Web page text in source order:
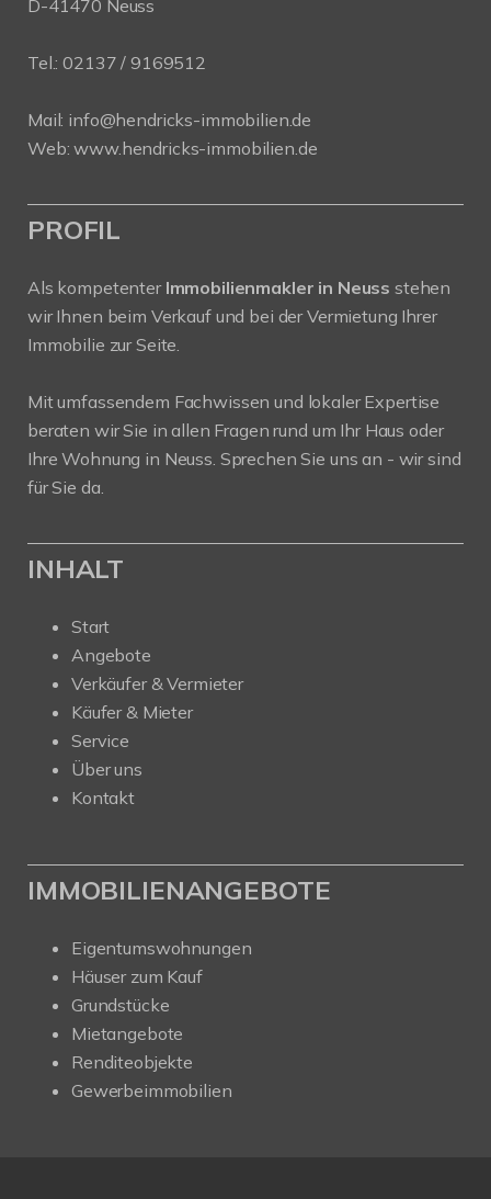
D-41470 Neuss
Tel.: 02137 / 9169512
Mail: info@hendricks-immobilien.de
Web:www.hendricks-immobilien.de
PROFIL
Als kompetenter Immobilienmakler in Neuss stehen
wir Ihnen beim Verkauf und bei der Vermietung Ihrer
Immobilie zur Seite.
Mit umfassendem Fachwissen und lokaler Expertise
beraten wir Sie in allen Fragen rund um Ihr Haus oder
Ihre Wohnung in Neuss. Sprechen Sie uns an - wir sind
für Sie da.
INHALT
Start
Angebote
Verkäufer & Vermieter
Käufer & Mieter
Service
Über uns
Kontakt
IMMOBILIENANGEBOTE
Eigentumswohnungen
Häuser zum Kauf
Grundstücke
Mietangebote
Renditeobjekte
Gewerbeimmobilien